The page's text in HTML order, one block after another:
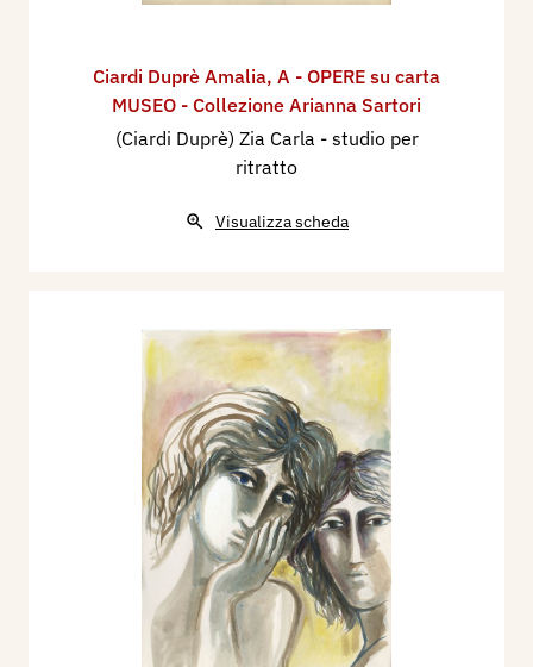
Ciardi Duprè Amalia, A - OPERE su carta
MUSEO - Collezione Arianna Sartori
(Ciardi Duprè) Zia Carla - studio per
ritratto
Visualizza scheda